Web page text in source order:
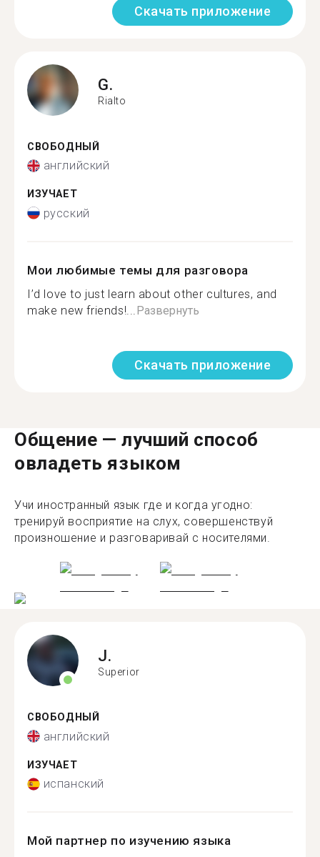
Скачать приложение
G.
Rialto
СВОБОДНЫЙ
английский
ИЗУЧАЕТ
русский
Мои любимые темы для разговора
I’d love to just learn about other cultures, and
make new friends!... Развернуть
Скачать приложение
Общение — лучший способ
овладеть языком
Учи иностранный язык где и когда угодно:
тренируй восприятие на слух, совершенствуй
произношение и разговаривай с носителями.
J.
Superior
СВОБОДНЫЙ
английский
ИЗУЧАЕТ
испанский
Мой партнер по изучению языка